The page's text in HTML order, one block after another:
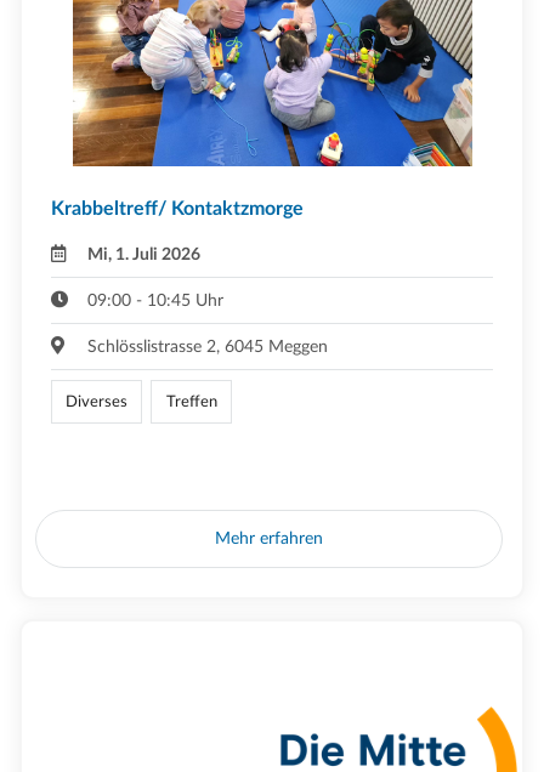
Krabbeltreff/ Kontaktzmorge
Mi, 1. Juli 2026
09:00 - 10:45 Uhr
Schlösslistrasse 2, 6045 Meggen
Diverses Treffen
Mehr erfahren